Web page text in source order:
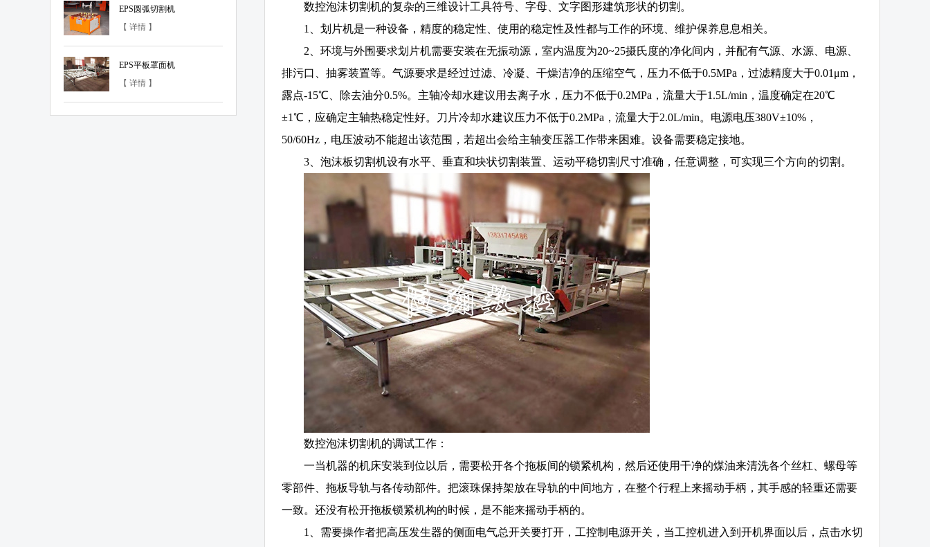
EPS圆弧切割机
【 详情 】
EPS平板罩面机
【 详情 】
数控泡沫切割机的复杂的三维设计工具符号、字母、文字图形建筑形状的切割。
1、划片机是一种设备，精度的稳定性、使用的稳定性及性都与工作的环境、维护保养息息相关。
2、环境与外围要求划片机需要安装在无振动源，室内温度为20~25摄氏度的净化间内，并配有气源、水源、电源、
排污口、抽雾装置等。气源要求是经过过滤、冷凝、干燥洁净的压缩空气，压力不低于0.5MPa，过滤精度大于0.01μm，
露点-15℃、除去油分0.5%。主轴冷却水建议用去离子水，压力不低于0.2MPa，流量大于1.5L/min，温度确定在20℃
±1℃，应确定主轴热稳定性好。刀片冷却水建议压力不低于0.2MPa，流量大于2.0L/min。电源电压380V±10%，
50/60Hz，电压波动不能超出该范围，若超出会给主轴变压器工作带来困难。设备需要稳定接地。
3、泡沫板切割机设有水平、垂直和块状切割装置、运动平稳切割尺寸准确，任意调整，可实现三个方向的切割。
数控泡沫切割机的调试工作：
一当机器的机床安装到位以后，需要松开各个拖板间的锁紧机构，然后还使用干净的煤油来清洗各个丝杠、螺母等
零部件、拖板导轨与各传动部件。把滚珠保持架放在导轨的中间地方，在整个行程上来摇动手柄，其手感的轻重还需要
一致。还没有松开拖板锁紧机构的时候，是不能来摇动手柄的。
1、需要操作者把高压发生器的侧面电气总开关要打开，工控制电源开关，当工控机进入到开机界面以后，点击水切